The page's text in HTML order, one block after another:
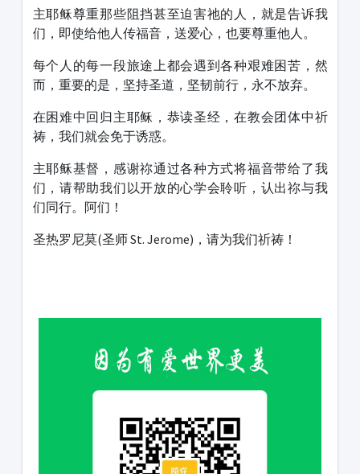
主耶稣尊重那些阻挡甚至迫害祂的人，就是告诉我
们，即使给他人传福音，送爱心，也要尊重他人。
每个人的每一段旅途上都会遇到各种艰难困苦，然
而，重要的是，坚持圣道，坚韧前行，永不放弃。
在困难中回归主耶稣，恭读圣经，在教会团体中祈
祷，我们就会免于诱惑。
主耶稣基督，感谢祢通过各种方式将福音带给了我
们，请帮助我们以开放的心学会聆听，认出祢与我
们同行。阿们！
圣热罗尼莫(圣师 St. Jerome)，请为我们祈祷！